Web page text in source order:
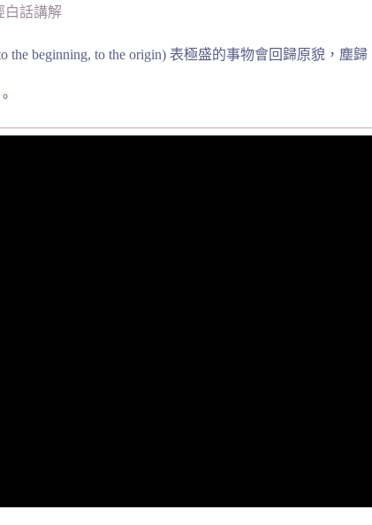
白話講解
beginning, to the origin) 表極盛的事物會回歸原貌，塵歸
。